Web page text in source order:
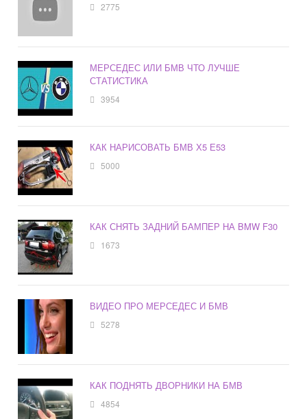
2775
МЕРСЕДЕС ИЛИ БМВ ЧТО ЛУЧШЕ
СТАТИСТИКА
3954
КАК НАРИСОВАТЬ БМВ Х5 Е53
5000
КАК СНЯТЬ ЗАДНИЙ БАМПЕР НА BMW F30
1673
ВИДЕО ПРО МЕРСЕДЕС И БМВ
5278
КАК ПОДНЯТЬ ДВОРНИКИ НА БМВ
4854